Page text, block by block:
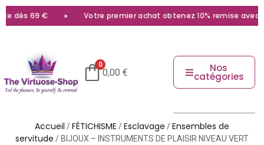
dès 69 € Votre premier achat obtenez 10% remise avec le
0
0,00 € Nos
catégories
Accueil /FÉTICHISME /Esclavage /Ensembles de
servitude / BIJOUX – INSTRUMENTS DE PLAISIR NIVEAU VERT